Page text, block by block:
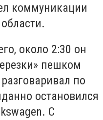
коммуникации
около 2:30 он
пешком
по
остановился
С